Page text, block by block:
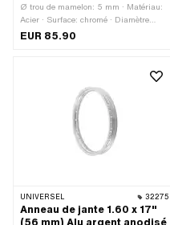
Ø trou de mamelon: 5 mm · Matériau:
Acier · Surface: chromé · Diamètre
nominal: 482 mm · Couleur: Chrome ·
l'extérieur: 36.8 mm · Nombre de trous
de rayons: 28 pcs
EUR 85.90
UNIVERSEL 32275
Anneau de jante 1.60 x 17"